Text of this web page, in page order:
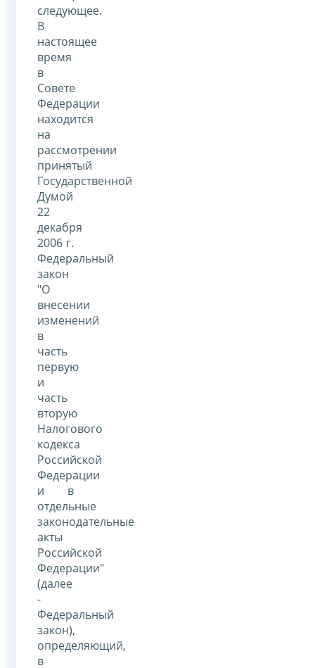
следующее.
В
настоящее
время
в
Совете
Федерации
находится
на
рассмотрении
принятый
Государственной
Думой
22
декабря
2006 г.
Федеральный
закон
"О
внесении
изменений
в
часть
первую
и
часть
вторую
Налогового
кодекса
Российской
Федерации
и в
отдельные
законодательные
акты
Российской
Федерации"
(далее
-
Федеральный
закон),
определяющий,
в